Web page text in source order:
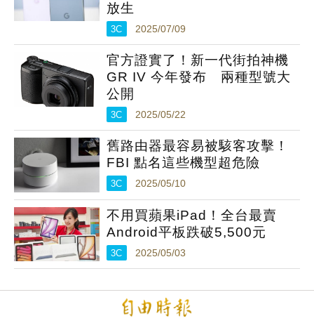
放生
3C 2025/07/09
官方證實了！新一代街拍神機
GR IV 今年發布 兩種型號大
公開
3C 2025/05/22
舊路由器最容易被駭客攻擊！
FBI 點名這些機型超危險
3C 2025/05/10
不用買蘋果iPad！全台最賣
Android平板跌破5,500元
3C 2025/05/03